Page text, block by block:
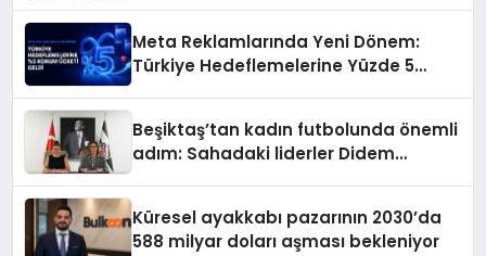
Meta Reklamlarında Yeni Dönem:
Türkiye Hedeflemelerine Yüzde 5
Beşiktaş’tan kadın futbolunda önemli
adım: Sahadaki liderler Didem
Küresel ayakkabı pazarının 2030’da
588 milyar doları aşması bekleniyor